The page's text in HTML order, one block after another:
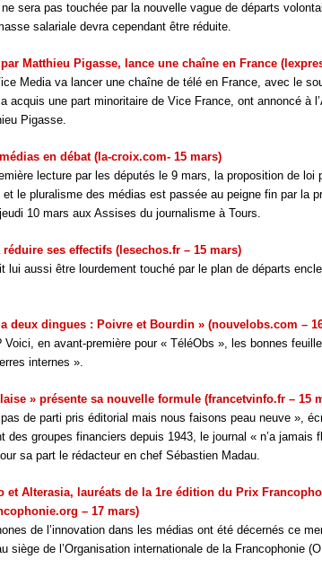
sera pas touchée par la nouvelle vague de départs
salariale devra cependant être réduite.
Matthieu Pigasse, lance une chaîne en France
Media va lancer une chaîne de télé en France, avec le
acquis une part minoritaire de Vice France, ont annoncé à
Pigasse.
en débat (la-croix.com- 15 mars)
lecture par les députés le 9 mars, la proposition de loi
et le pluralisme des médias est passée au peigne fin par la
10 mars aux Assises du journalisme à Tours.
réduire ses effectifs (lesechos.fr – 15 mars)
lui aussi être lourdement touché par le plan de départs
deux dingues : Poivre et Bourdin » (nouvelobs.com –
en avant-première pour « TéléObs », les bonnes
internes ».
» présente sa nouvelle formule (francetvinfo.fr – 15
de parti pris éditorial mais nous faisons peau neuve »,
des groupes financiers depuis 1943, le journal « n’a jamais
sa part le rédacteur en chef Sébastien Madau.
et Alterasia, lauréats de la 1re édition du Prix
– 17 mars)
de l’innovation dans les médias ont été décernés ce
siège de l’Organisation internationale de la Francophonie